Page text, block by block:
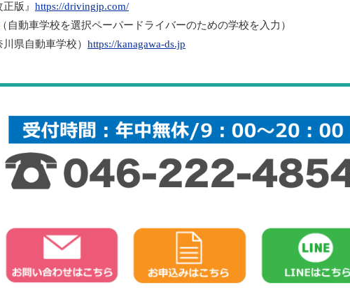
版』 https://drivingjp.com/
（自動車学校を選択ペーパードライバーのための学校を入力）
県自動車学校） https://kanagawa-ds.jp